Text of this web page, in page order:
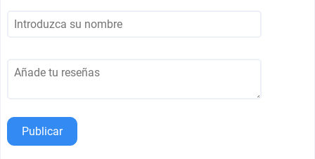
Publicar